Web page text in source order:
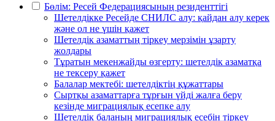
Бөлім: Ресей Федерациясының резиденттігі
Шетелдікке Ресейде СНИЛС алу: қайдан алу керек
және ол не үшін қажет
Шетелдік азаматтың тіркеу мерзімін ұзарту
жолдары
Тұратын мекенжайды өзгерту: шетелдік азаматқа
не тексеру қажет
Балалар мектебі: шетелдіктің құжаттары
Сыртқы азаматтарға тұрғын үйді жалға беру
кезінде миграциялық есепке алу
Шетелдік баланың миграциялық есебін тіркеу